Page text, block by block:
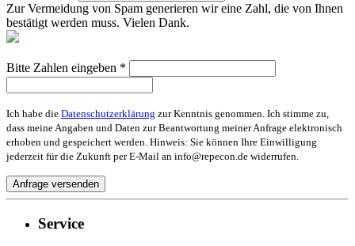
Zur Vermeidung von Spam generieren wir eine Zahl, die von Ihnen
bestätigt werden muss. Vielen Dank.
Bitte Zahlen eingeben *
Ich habe die Datenschutzerklärung zur Kenntnis genommen. Ich stimme zu,
dass meine Angaben und Daten zur Beantwortung meiner Anfrage elektronisch
erhoben und gespeichert werden. Hinweis: Sie können Ihre Einwilligung
jederzeit für die Zukunft per E-Mail an info@repecon.de widerrufen.
Service